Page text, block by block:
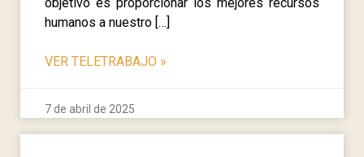
humanos a nuestro […]
VER TELETRABAJO »
7 de abril de 2025